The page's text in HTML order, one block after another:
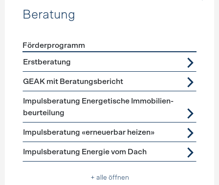
Beratung
Förderprogramme
Förderprogramm
Erstberatung
GEAK mit Beratungsbericht
Impuls­beratung Energetische Immobilien­
beurteilung
Impulsberatung «erneuerbar heizen»
Impulsberatung Energie vom Dach
+ alle öffnen